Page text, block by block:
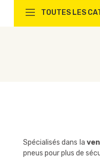
TOUTES LES
Spécialisés dans la
pneus pour plus de